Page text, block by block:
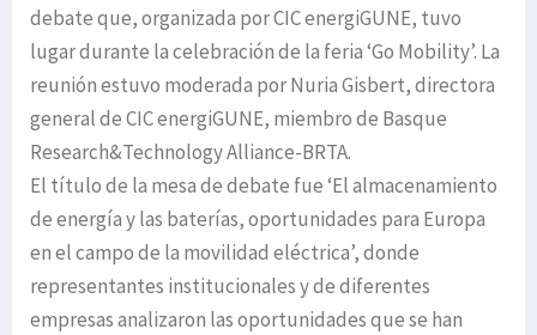
debate que, organizada por CIC energiGUNE, tuvo
lugar durante la celebración de la feria ‘Go Mobility’. La
reunión estuvo moderada por Nuria Gisbert, directora
general de CIC energiGUNE, miembro de Basque
Research&Technology Alliance-BRTA.
El título de la mesa de debate fue ‘El almacenamiento
de energía y las baterías, oportunidades para Europa
en el campo de la movilidad eléctrica’, donde
representantes institucionales y de diferentes
empresas analizaron las oportunidades que se han